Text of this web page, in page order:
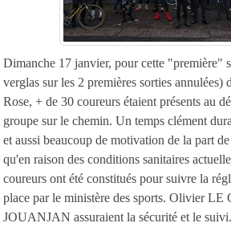
Dimanche 17 janvier, pour cette "première"
verglas sur les 2 premières sorties annulées)
Rose, + de 30 coureurs étaient présents au
groupe sur le chemin. Un temps clément
et aussi beaucoup de motivation de la part
qu'en raison des conditions sanitaires
coureurs ont été constitués pour suivre la
place par le ministère des sports. Olivier LE
JOUANJAN assuraient la sécurité et le suivi.